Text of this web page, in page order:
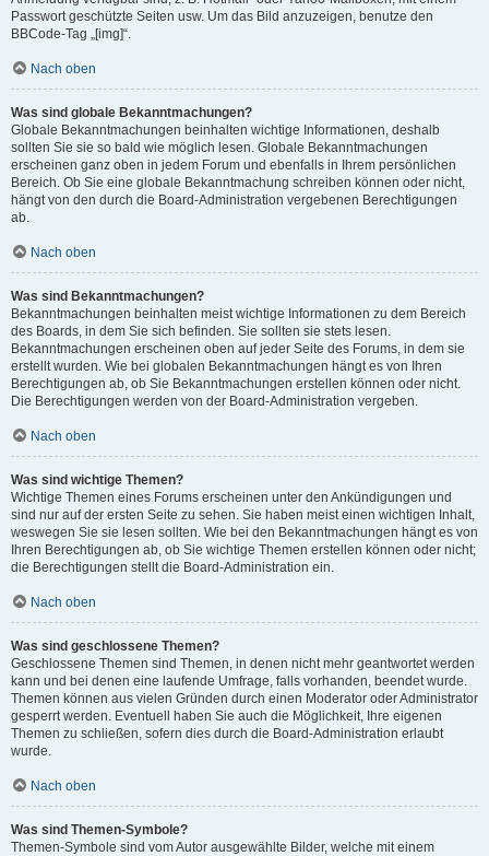
Passwort geschützte Seiten usw. Um das Bild anzuzeigen, benutze den
BBCode-Tag „[img]“.
Nach oben
Was sind globale Bekanntmachungen?
Globale Bekanntmachungen beinhalten wichtige Informationen, deshalb
sollten Sie sie so bald wie möglich lesen. Globale Bekanntmachungen
erscheinen ganz oben in jedem Forum und ebenfalls in Ihrem persönlichen
Bereich. Ob Sie eine globale Bekanntmachung schreiben können oder nicht,
hängt von den durch die Board-Administration vergebenen Berechtigungen
ab.
Nach oben
Was sind Bekanntmachungen?
Bekanntmachungen beinhalten meist wichtige Informationen zu dem Bereich
des Boards, in dem Sie sich befinden. Sie sollten sie stets lesen.
Bekanntmachungen erscheinen oben auf jeder Seite des Forums, in dem sie
erstellt wurden. Wie bei globalen Bekanntmachungen hängt es von Ihren
Berechtigungen ab, ob Sie Bekanntmachungen erstellen können oder nicht.
Die Berechtigungen werden von der Board-Administration vergeben.
Nach oben
Was sind wichtige Themen?
Wichtige Themen eines Forums erscheinen unter den Ankündigungen und
sind nur auf der ersten Seite zu sehen. Sie haben meist einen wichtigen Inhalt,
weswegen Sie sie lesen sollten. Wie bei den Bekanntmachungen hängt es von
Ihren Berechtigungen ab, ob Sie wichtige Themen erstellen können oder nicht;
die Berechtigungen stellt die Board-Administration ein.
Nach oben
Was sind geschlossene Themen?
Geschlossene Themen sind Themen, in denen nicht mehr geantwortet werden
kann und bei denen eine laufende Umfrage, falls vorhanden, beendet wurde.
Themen können aus vielen Gründen durch einen Moderator oder Administrator
gesperrt werden. Eventuell haben Sie auch die Möglichkeit, Ihre eigenen
Themen zu schließen, sofern dies durch die Board-Administration erlaubt
wurde.
Nach oben
Was sind Themen-Symbole?
Themen-Symbole sind vom Autor ausgewählte Bilder, welche mit einem